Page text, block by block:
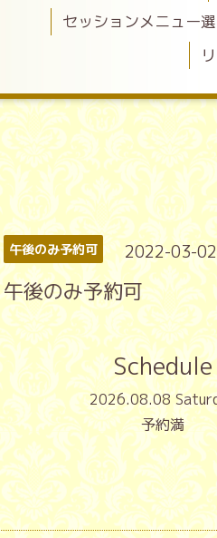
セッションメニュー
午後のみ予約可 2022-03-
午後のみ予約可
Schedule
2026.08.08
予約満